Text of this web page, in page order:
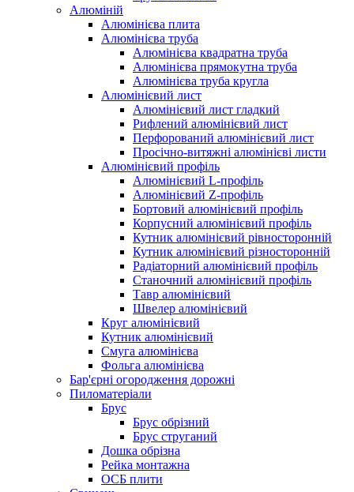
Алюміній
Алюмінієва плита
Алюмінієва труба
Алюмінієва квадратна труба
Алюмінієва прямокутна труба
Алюмінієва труба кругла
Алюмінієвий лист
Алюмінієвий лист гладкий
Рифлений алюмінієвий лист
Перфорований алюмінієвий лист
Просічно-витяжні алюмінієві листи
Алюмінієвий профіль
Алюмінієвий L-профіль
Алюмінієвий Z-профіль
Бортовий алюмінієвий профіль
Корпусний алюмінієвий профіль
Кутник алюмінієвий рівносторонній
Кутник алюмінієвий різносторонній
Радіаторний алюмінієвий профіль
Станочний алюмінієвий профіль
Тавр алюмінієвий
Швелер алюмінієвий
Круг алюмінієвий
Кутник алюмінієвий
Смуга алюмінієва
Фольга алюмінієва
Бар'єрні огородження дорожні
Пиломатеріали
Брус
Брус обрізний
Брус струганий
Дошка обрізна
Рейка монтажна
ОСБ плити